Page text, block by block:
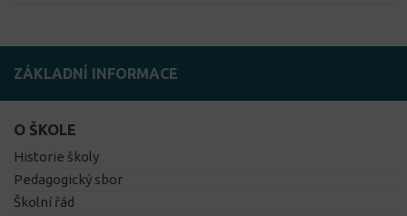
ZÁKLADNÍ INFORMACE
O ŠKOLE
Historie školy
Pedagogický sbor
Školní řád